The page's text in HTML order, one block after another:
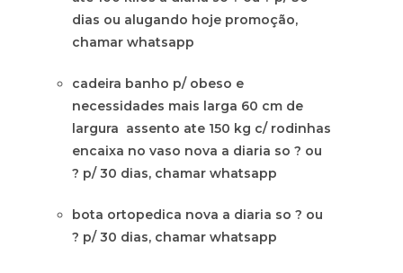
dias ou alugando hoje promoção,
chamar whatsapp
cadeira banho p/ obeso e
necessidades mais larga 60 cm de
largura assento ate 150 kg c/ rodinhas
encaixa no vaso nova a diaria so ? ou
? p/ 30 dias, chamar whatsapp
bota ortopedica nova a diaria so ? ou
? p/ 30 dias, chamar whatsapp